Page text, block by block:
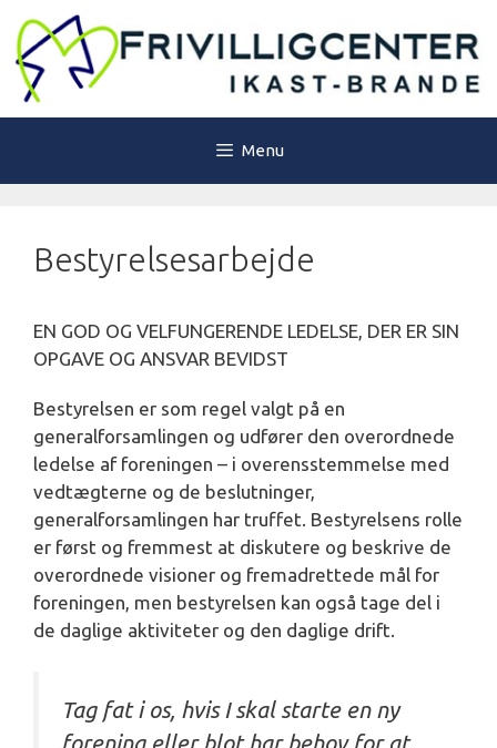
indhold
Menu
Bestyrelsesarbejde
EN GOD OG VELFUNGERENDE LEDELSE, DER ER SIN
OPGAVE OG ANSVAR BEVIDST
Bestyrelsen er som regel valgt på en
generalforsamlingen og udfører den overordnede
ledelse af foreningen – i overensstemmelse med
vedtægterne og de beslutninger,
generalforsamlingen har truffet. Bestyrelsens rolle
er først og fremmest at diskutere og beskrive de
overordnede visioner og fremadrettede mål for
foreningen, men bestyrelsen kan også tage del i
de daglige aktiviteter og den daglige drift.
Tag fat i os, hvis I skal starte en ny